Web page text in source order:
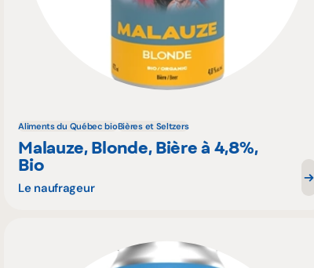
Aliments du Québec bioBières et Seltzers
Malauze, Blonde, Bière à 4,8%,
Bio
Le naufrageur